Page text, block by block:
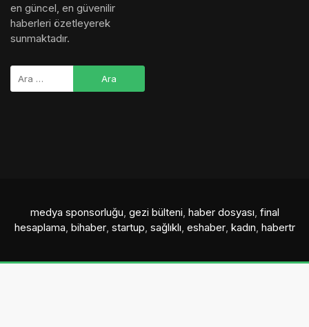
en güncel, en güvenilir
haberleri özetleyerek
sunmaktadır.
medya sponsorluğu, gezi bülteni, haber dosyası, final
hesaplama, bihaber, startup, sağlıklı, eshaber, kadın, habertr